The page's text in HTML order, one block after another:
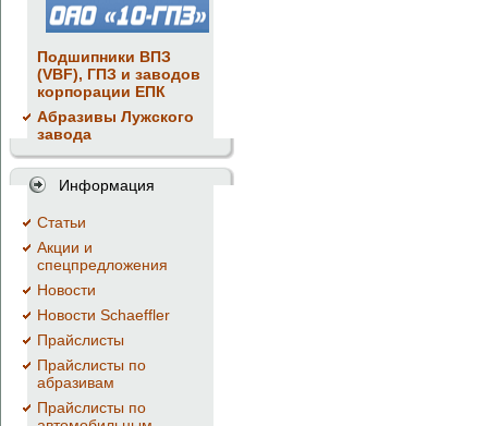
Подшипники ВПЗ
(VBF), ГПЗ и заводов
корпорации ЕПК
Абразивы Лужского
завода
Информация
Cтатьи
Акции и
спецпредложения
Новости
Новости Schaeffler
Прайслисты
Прайслисты по
абразивам
Прайслисты по